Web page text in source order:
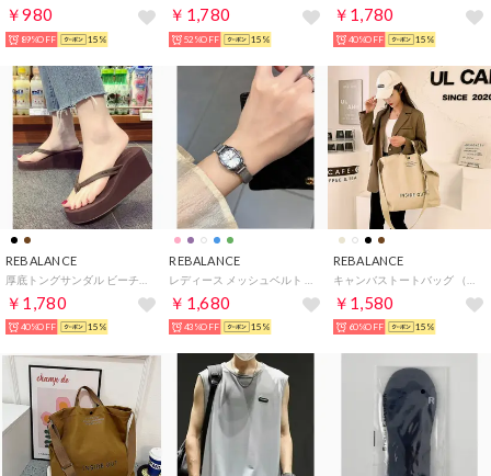
￥980
89%OFF 15%
￥1,780
52%OFF 15%
￥1,780
40%OFF 15%
REBALANCE
￥1,780
40%OFF 15%
REBALANCE
￥1,680
43%OFF 15%
REBALANCE
￥1,580
60%OFF 15%